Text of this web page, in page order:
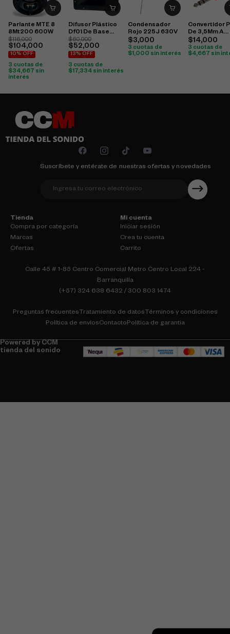
Parlante MTE 8
8Mt200 600W
$116,000
$104,000
10% OFF
3 cuotas de
$34,667 sin
interés
Difusor Plástico
Df01 De Base
Para Tornillo
15X19
$60,000
$52,000
13% OFF
3 cuotas de
$17,334sin interés
Condensador
Rojo 225J 630V
$3,000
3 cuotas de
$1,000 sin interés
Convertidor
De 3,5Mm A
Conector
Trs Estéreo
$14,000
3 cuotas de
$4,667 sin
Suscríbete y entérate de nuestras ofertas y novedades
Tienda
Compra por categoría
Marcas
Ofertas
Mi cuenta
Iniciar sesión
Crea tu cuenta
Carrito
Calle 45 # 1-85 Centro Comercial Metro Centro Local 224 -
Barranquilla
(+57) 324 638 6432 / 300 803 1474
Preguntas frecuentesTratamiento de datosTérminos y condiciones
Política de envíosContactoPolítica de garantia
Powered by CCM
tienda del sonido